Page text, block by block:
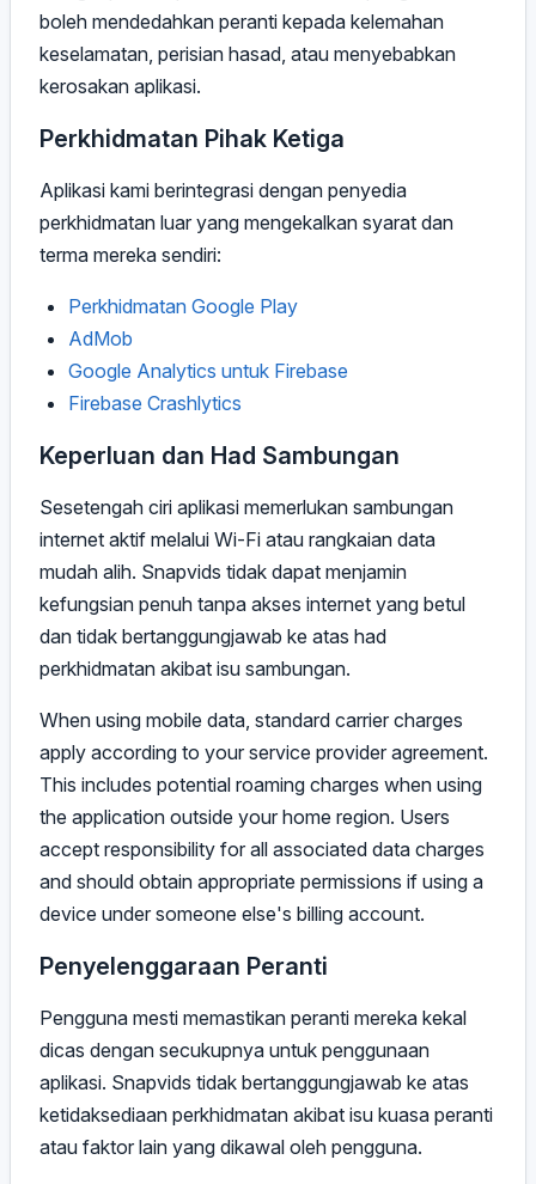
boleh mendedahkan peranti kepada kelemahan
keselamatan, perisian hasad, atau menyebabkan
kerosakan aplikasi.
Perkhidmatan Pihak Ketiga
Aplikasi kami berintegrasi dengan penyedia
perkhidmatan luar yang mengekalkan syarat dan
terma mereka sendiri:
Perkhidmatan Google Play
AdMob
Google Analytics untuk Firebase
Firebase Crashlytics
Keperluan dan Had Sambungan
Sesetengah ciri aplikasi memerlukan sambungan
internet aktif melalui Wi-Fi atau rangkaian data
mudah alih. Snapvids tidak dapat menjamin
kefungsian penuh tanpa akses internet yang betul
dan tidak bertanggungjawab ke atas had
perkhidmatan akibat isu sambungan.
When using mobile data, standard carrier charges
apply according to your service provider agreement.
This includes potential roaming charges when using
the application outside your home region. Users
accept responsibility for all associated data charges
and should obtain appropriate permissions if using a
device under someone else's billing account.
Penyelenggaraan Peranti
Pengguna mesti memastikan peranti mereka kekal
dicas dengan secukupnya untuk penggunaan
aplikasi. Snapvids tidak bertanggungjawab ke atas
ketidaksediaan perkhidmatan akibat isu kuasa peranti
atau faktor lain yang dikawal oleh pengguna.